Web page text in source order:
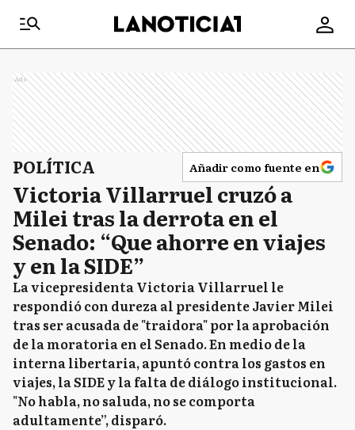
Ads
POLÍTICA Añadir como fuente en
Victoria Villarruel cruzó a
Milei tras la derrota en el
Senado: “Que ahorre en viajes
y en la SIDE”
La vicepresidenta Victoria Villarruel le
respondió con dureza al presidente Javier Milei
tras ser acusada de "traidora" por la aprobación
de la moratoria en el Senado. En medio de la
interna libertaria, apuntó contra los gastos en
viajes, la SIDE y la falta de diálogo institucional.
"No habla, no saluda, no se comporta
adultamente”, disparó.